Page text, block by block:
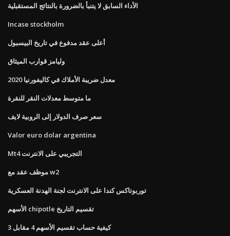
الأداء السابق لا يتنبأ بالضرورة بالنتائج المستقبلية
Incase stockholm
أعلى عقد مدفوع في تاريخ البيسبول
وليامز قوارب الميثاق
معدل ضريبة الأملاك في كاليفورنيا 2020
ما متوسط ​​معدلات النقر للنقرة
سعر صرف الدولار إلى الروبية لايف
Valor euro dolar argentina
Mt4 التجريبي على الانترنت
موظف عقد مع w2
توربوتاكس كندا على الانترنت لجنة الهدنة العسكرية
الأسهم chipotle تقسيم التاريخ
كيفية حساب تقسيم الأسهم 4 مقابل 3